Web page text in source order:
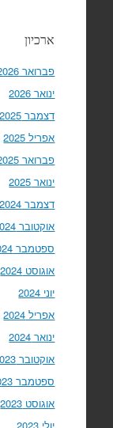
ארכיון
פברואר 2026
ינואר 2026
דצמבר 2025
אפריל 2025
פברואר 2025
ינואר 2025
דצמבר 2024
אוקטובר 2024
ספטמבר 2024
אוגוסט 2024
יוני 2024
אפריל 2024
ינואר 2024
אוקטובר 2023
ספטמבר 2023
אוגוסט 2023